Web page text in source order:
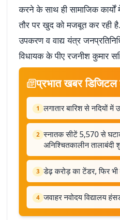
करने के साथ ही सामाजिक
तौर पर खुद को मजबूत कर
उपकरण व वाद्य यंत्र
विधायक के पीए रजनीश कुमार
प्रभात खबर डिजिटल
1 लगातार बारिश से नदियों में
2 स्नातक सीटें 5,570 से
अनिश्चितकालीन तालाबंदी
3 डेढ़ करोड़ का टेंडर, फिर
4 जवाहर नवोदय विद्यालय